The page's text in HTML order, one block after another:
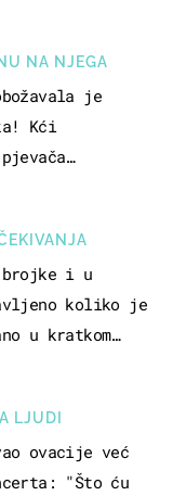
NA NJEGA
je
Kći
brojke i u
koliko je
u kratkom
LJUDI
ovacije već
"Što ću